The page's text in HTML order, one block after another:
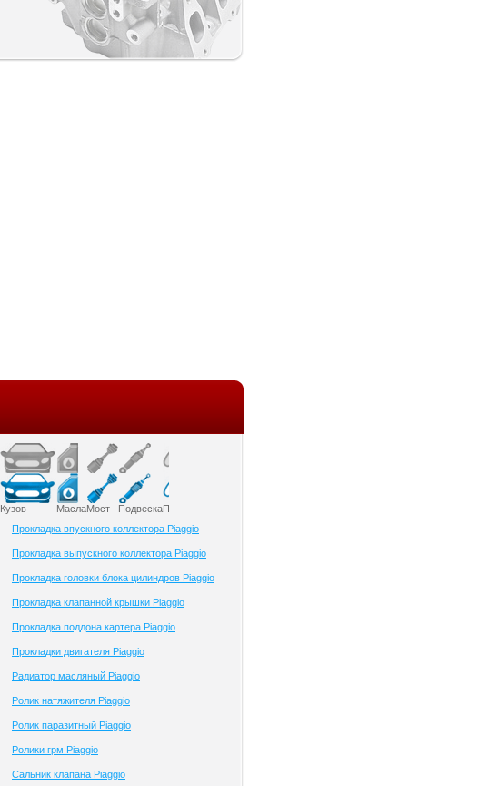
Кузов МаслаМост ПодвескаПриборы и датчики
Прокладка впускного коллектора Piaggio
Прокладка выпускного коллектора Piaggio
Прокладка головки блока цилиндров Piaggio
Прокладка клапанной крышки Piaggio
Прокладка поддона картера Piaggio
Прокладки двигателя Piaggio
Радиатор масляный Piaggio
Ролик натяжителя Piaggio
Ролик паразитный Piaggio
Ролики грм Piaggio
Сальник клапана Piaggio